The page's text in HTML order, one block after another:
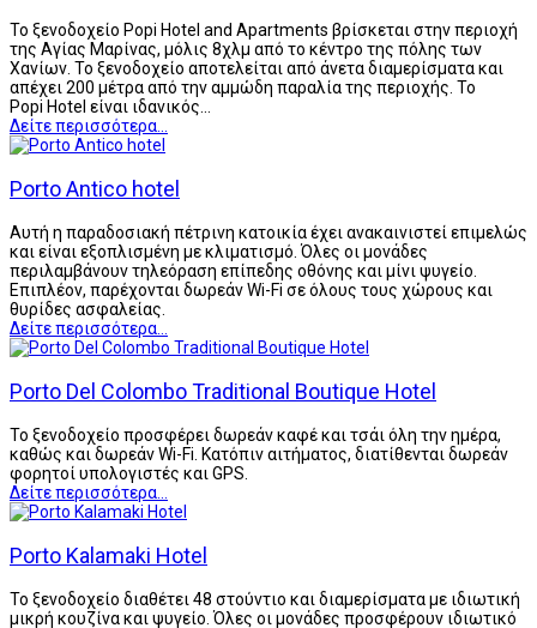
Το ξενοδοχείο Popi Hotel and Apartments βρίσκεται στην περιοχή
της Αγίας Μαρίνας, μόλις 8χλμ από το κέντρο της πόλης των
Χανίων. Το ξενοδοχείο αποτελείται από άνετα διαμερίσματα και
απέχει 200 μέτρα από την αμμώδη παραλία της περιοχής. Το
Popi Hotel είναι ιδανικός…
Δείτε περισσότερα...
Porto Antico hotel
Αυτή η παραδοσιακή πέτρινη κατοικία έχει ανακαινιστεί επιμελώς
και είναι εξοπλισμένη με κλιματισμό. Όλες οι μονάδες
περιλαμβάνουν τηλεόραση επίπεδης οθόνης και μίνι ψυγείο.
Επιπλέον, παρέχονται δωρεάν Wi-Fi σε όλους τους χώρους και
θυρίδες ασφαλείας.
Δείτε περισσότερα...
Porto Del Colombo Traditional Boutique Hotel
Το ξενοδοχείο προσφέρει δωρεάν καφέ και τσάι όλη την ημέρα,
καθώς και δωρεάν Wi-Fi. Κατόπιν αιτήματος, διατίθενται δωρεάν
φορητοί υπολογιστές και GPS.
Δείτε περισσότερα...
Porto Kalamaki Hotel
Το ξενοδοχείο διαθέτει 48 στούντιο και διαμερίσματα με ιδιωτική
μικρή κουζίνα και ψυγείο. Όλες οι μονάδες προσφέρουν ιδιωτικό